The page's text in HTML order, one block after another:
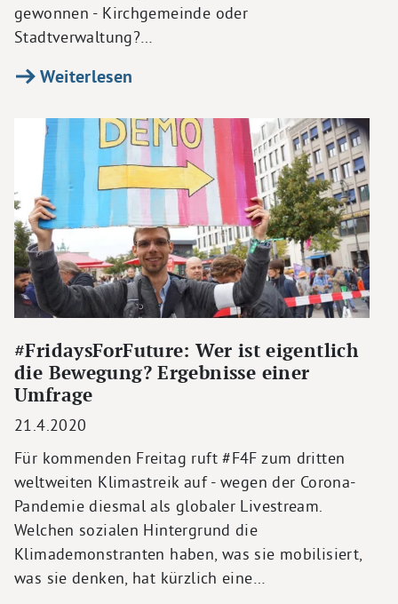
gewonnen - Kirchgemeinde oder
Stadtverwaltung?…
Weiterlesen
#FridaysForFuture: Wer ist eigentlich
die Bewegung? Ergebnisse einer
Umfrage
21.4.2020
Für kommenden Freitag ruft #F4F zum dritten
weltweiten Klimastreik auf - wegen der Corona-
Pandemie diesmal als globaler Livestream.
Welchen sozialen Hintergrund die
Klimademonstranten haben, was sie mobilisiert,
was sie denken, hat kürzlich eine…